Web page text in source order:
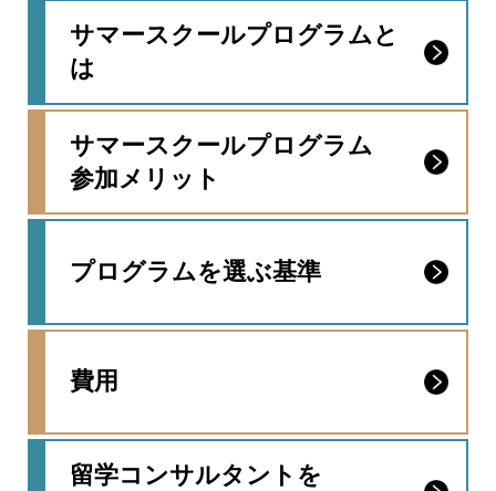
サマースクールプログラムと
は
サマースクールプログラム
参加メリット
プログラムを選ぶ基準
費用
留学コンサルタントを